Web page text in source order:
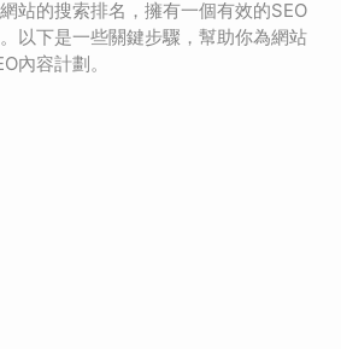
站的搜索排名，擁有一個有效的SEO
以下是一些關鍵步驟，幫助你為網站
內容計劃。